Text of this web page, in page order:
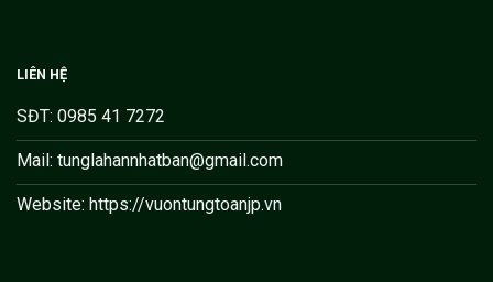
LIÊN HỆ
SĐT: 0985 41 7272
Mail: tunglahannhatban@gmail.com
Website: https://vuontungtoanjp.vn